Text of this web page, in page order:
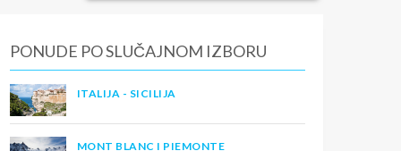
PONUDE PO SLUČAJNOM IZBORU
ITALIJA - SICILIJA
MONT BLANC I PIEMONTE